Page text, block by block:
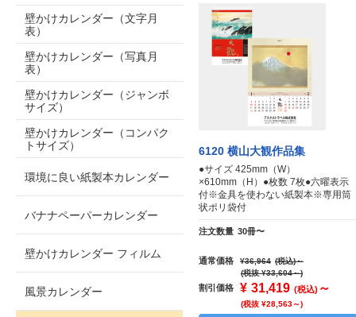
6120 横山大観作品集
●サイズ 425mm（W）
×610mm（H）●枚数 7枚●六曜表示
付※金具を使わない紙製本※専用筒
状ポリ袋付
注文数量 30冊〜
通常価格 ¥36,964 (税込)～
(税抜 ¥33,604～)
割引価格 ¥ 31,419 (税込) ～
(税抜 ¥28,563～)
壁かけカレンダー（文字月
表）
壁かけカレンダー（写真月
表）
壁かけカレンダー（ジャンボ
サイズ）
壁かけカレンダー（コンパク
トサイズ）
環境に良い紙製本カレンダー
バナナペーパーカレンダー
壁かけカレンダー フィルム
風景カレンダー